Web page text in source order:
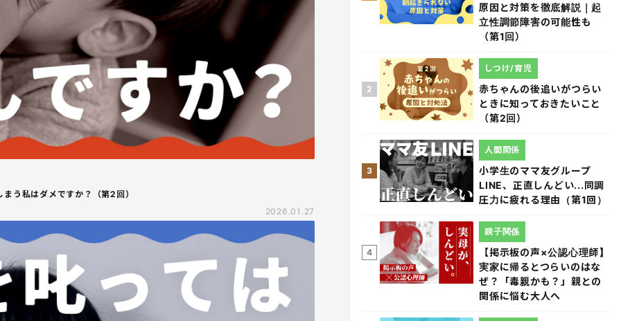
う私はダメですか？（第2回）
2026.01.27
原因と対策を徹底解説｜起
立性調節障害の可能性も
（第1回）
2
赤ちゃんの後追いがつらい
ときに知っておきたいこと
（第2回）
しつけ/育児
3
小学生のママ友グループ
LINE、正直しんどい...同調
圧力に疲れる理由（第1回）
人間関係
4
【掲示板の声×公認心理師】
実家に帰るとつらいのはな
ぜ？「毒親かも？」親との
関係に悩む大人へ
親子関係